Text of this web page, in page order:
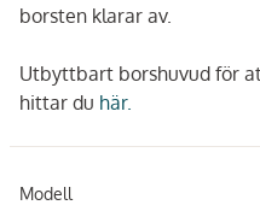
borsten klarar av.
Utbyttbart borshuvud för
hittar du här.
Modell